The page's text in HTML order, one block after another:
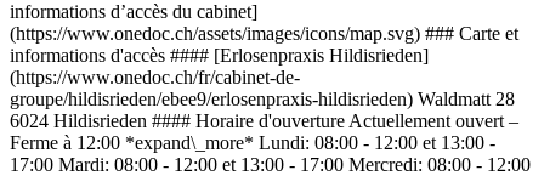
informations d’accès du cabinet]
(https://www.onedoc.ch/assets/images/icons/map.svg) ### Carte et
informations d'accès #### [Erlosenpraxis Hildisrieden]
(https://www.onedoc.ch/fr/cabinet-de-
groupe/hildisrieden/ebee9/erlosenpraxis-hildisrieden) Waldmatt 28
6024 Hildisrieden #### Horaire d'ouverture Actuellement ouvert –
Ferme à 12:00 *expand\_more* Lundi: 08:00 - 12:00 et 13:00 -
17:00 Mardi: 08:00 - 12:00 et 13:00 - 17:00 Mercredi: 08:00 - 12:00